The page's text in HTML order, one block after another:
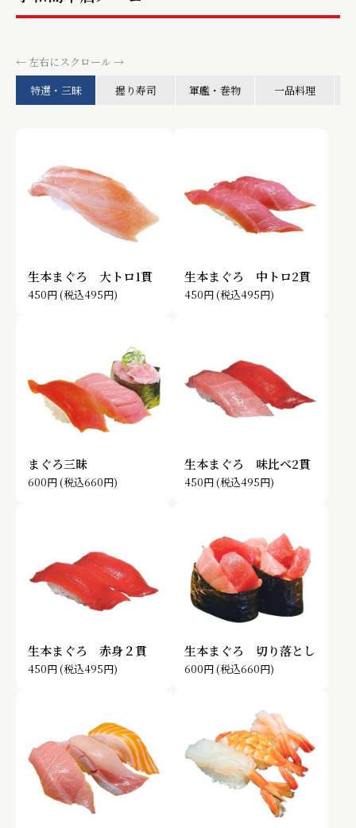
← 左右にスクロール →
特選・三昧
握り寿司 軍艦・巻物 一品料理
生本まぐろ 大トロ1貫
450円(税込495円)
生本まぐろ 中トロ2貫
450円(税込495円)
まぐろ三昧
600円(税込660円)
生本まぐろ 味比べ2貫
450円(税込495円)
生本まぐろ 赤身２貫
450円(税込495円)
生本まぐろ 切り落とし
600円(税込660円)